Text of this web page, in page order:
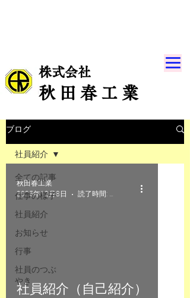
株式会社
秋 田 春 工 業
ブログ
全ての記事
仕事の様子
社員紹介
お知らせ
行事
社員のつぶ
やき
社員紹介
社員紹介（自己紹介）
秋田春工業
2025年12月8日
読了時間: 1分